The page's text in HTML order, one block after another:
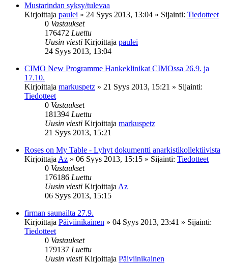
Mustarindan syksy/tulevaa
Kirjoittaja paulei » 24 Syys 2013, 13:04 » Sijainti: Tiedotteet
0 Vastaukset
176472 Luettu
Uusin viesti Kirjoittaja paulei
24 Syys 2013, 13:04
CIMO New Programme Hankeklinikat CIMOssa 26.9. ja
17.10.
Kirjoittaja markuspetz » 21 Syys 2013, 15:21 » Sijainti:
Tiedotteet
0 Vastaukset
181394 Luettu
Uusin viesti Kirjoittaja markuspetz
21 Syys 2013, 15:21
Roses on My Table - Lyhyt dokumentti anarkistikollektiivista
Kirjoittaja Az » 06 Syys 2013, 15:15 » Sijainti: Tiedotteet
0 Vastaukset
176186 Luettu
Uusin viesti Kirjoittaja Az
06 Syys 2013, 15:15
firman saunailta 27.9.
Kirjoittaja Päiviinikainen » 04 Syys 2013, 23:41 » Sijainti:
Tiedotteet
0 Vastaukset
179137 Luettu
Uusin viesti Kirjoittaja Päiviinikainen